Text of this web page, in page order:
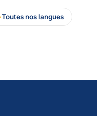
Toutes nos langues